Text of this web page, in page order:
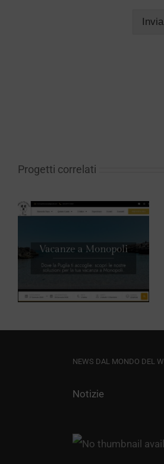
Progetti correlati
Trullo del
Mandorlo
NEWS DAL MONDO DEL
Notizie